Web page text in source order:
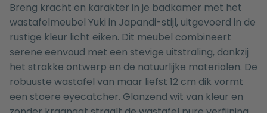
Breng kracht en karakter in je badkamer met het
wastafelmeubel Yuki in Japandi-stijl, uitgevoerd in de
rustige kleur licht eiken. Dit meubel combineert
serene eenvoud met een stevige uitstraling, dankzij
het strakke ontwerp en de natuurlijke materialen. De
robuuste wastafel van maar liefst 12 cm dik vormt
een stoere eyecatcher. Glanzend wit van kleur en